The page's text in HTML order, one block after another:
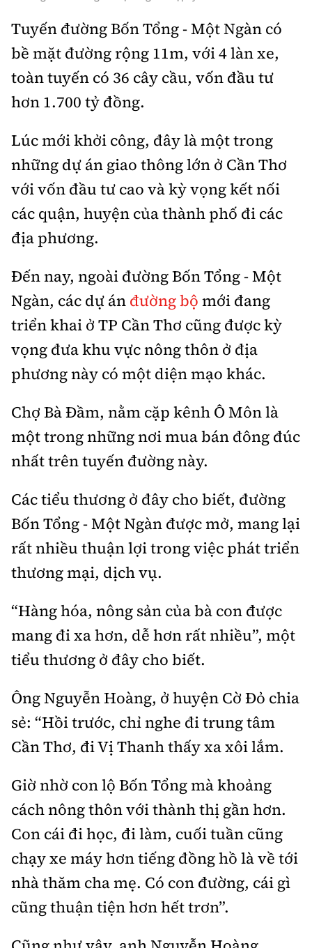
Tuyến đường Bốn Tổng - Một Ngàn có
bề mặt đường rộng 11m, với 4 làn xe,
toàn tuyến có 36 cây cầu, vốn đầu tư
hơn 1.700 tỷ đồng.
Lúc mới khởi công, đây là một trong
những dự án giao thông lớn ở Cần Thơ
với vốn đầu tư cao và kỳ vọng kết nối
các quận, huyện của thành phố đi các
địa phương.
Đến nay, ngoài đường Bốn Tổng - Một
Ngàn, các dự án đường bộ mới đang
triển khai ở TP Cần Thơ cũng được kỳ
vọng đưa khu vực nông thôn ở địa
phương này có một diện mạo khác.
Chợ Bà Đầm, nằm cặp kênh Ô Môn là
một trong những nơi mua bán đông đúc
nhất trên tuyến đường này.
Các tiểu thương ở đây cho biết, đường
Bốn Tổng - Một Ngàn được mở, mang lại
rất nhiều thuận lợi trong việc phát triển
thương mại, dịch vụ.
“Hàng hóa, nông sản của bà con được
mang đi xa hơn, dễ hơn rất nhiều”, một
tiểu thương ở đây cho biết.
Ông Nguyễn Hoàng, ở huyện Cờ Đỏ chia
sẻ: “Hồi trước, chỉ nghe đi trung tâm
Cần Thơ, đi Vị Thanh thấy xa xôi lắm.
Giờ nhờ con lộ Bốn Tổng mà khoảng
cách nông thôn với thành thị gần hơn.
Con cái đi học, đi làm, cuối tuần cũng
chạy xe máy hơn tiếng đồng hồ là về tới
nhà thăm cha mẹ. Có con đường, cái gì
cũng thuận tiện hơn hết trơn”.